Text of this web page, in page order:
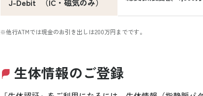
J-Debit （IC・磁気のみ）
※他行ATMでは現金のお引き出しは200万円までです。
生体情報のご登録